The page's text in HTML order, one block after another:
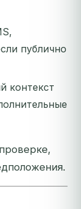
публично
контекст